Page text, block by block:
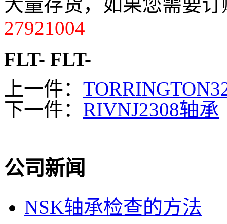
27921004
FLT- FLT-
上一件：
下一件： RIVNJ2308轴承
公司新闻
NSK轴承检查的方法